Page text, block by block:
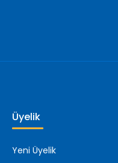
Üyelik
Yeni Üyelik